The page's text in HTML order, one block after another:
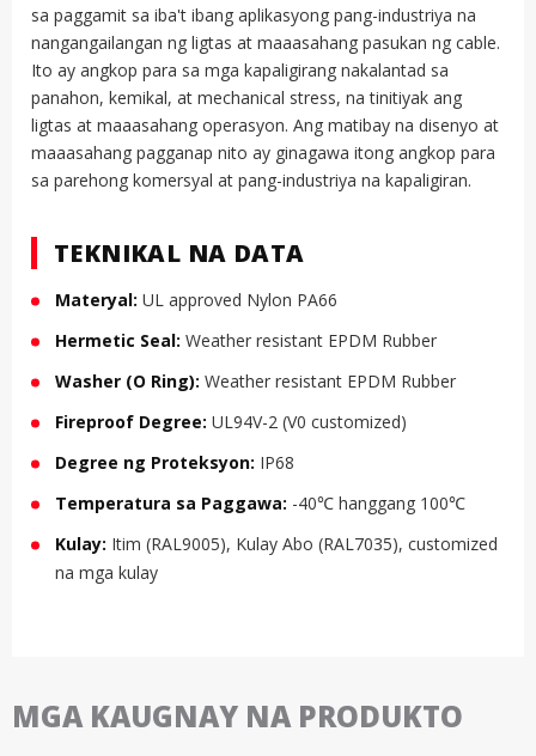
sa paggamit sa iba't ibang aplikasyong pang-industriya na
nangangailangan ng ligtas at maaasahang pasukan ng cable.
Ito ay angkop para sa mga kapaligirang nakalantad sa
panahon, kemikal, at mechanical stress, na tinitiyak ang
ligtas at maaasahang operasyon. Ang matibay na disenyo at
maaasahang pagganap nito ay ginagawa itong angkop para
sa parehong komersyal at pang-industriya na kapaligiran.
TEKNIKAL NA DATA
Materyal: UL approved Nylon PA66
Hermetic Seal: Weather resistant EPDM Rubber
Washer (O Ring): Weather resistant EPDM Rubber
Fireproof Degree: UL94V-2 (V0 customized)
Degree ng Proteksyon: IP68
Temperatura sa Paggawa: -40℃ hanggang 100℃
Kulay: Itim (RAL9005), Kulay Abo (RAL7035), customized
na mga kulay
MGA KAUGNAY NA PRODUKTO